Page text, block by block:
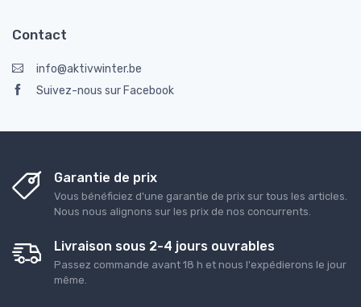
Contact
info@aktivwinter.be
Suivez-nous sur Facebook
Garantie de prix
Vous bénéficiez d'une garantie de prix sur tous les articles.
Nous nous alignons sur les prix de nos concurrents.
Livraison sous 2-4 jours ouvrables
Passez commande avant 18 h et nous l'expédierons le jour
même.